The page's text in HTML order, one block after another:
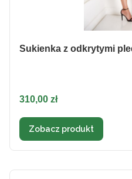
Sukienka z odkrytymi
Cena
310,00 zł
Zobacz produkt